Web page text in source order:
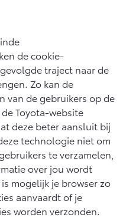
Proace City (excl. BTW)
OOK ALS BATTERIJ-
ELEKTRISCH
Vanaf € 27.945,-
Proace Verso
BATTERIJ-ELEKTRISCH
de cookie-
traject naar de
Zo kan de
van de gebruikers op de
Toyota-website
deze beter aansluit bij
technologie niet om
te verzamelen,
over jou wordt
mogelijk je browser zo
aanvaardt of je
worden verzonden.